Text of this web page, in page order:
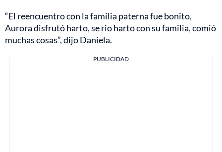
“El reencuentro con la familia paterna fue bonito,
Aurora disfrutó harto, se rio harto con su familia, comió
muchas cosas”, dijo Daniela.
PUBLICIDAD